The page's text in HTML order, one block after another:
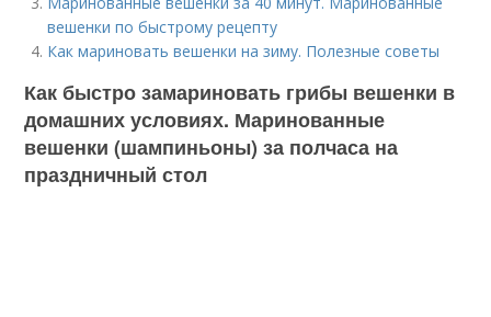
вешенки по быстрому рецепту
Как мариновать вешенки на зиму. Полезные советы
Как быстро замариновать грибы вешенки в
домашних условиях. Маринованные
вешенки (шампиньоны) за полчаса на
праздничный стол